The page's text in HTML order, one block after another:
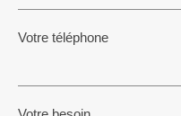
Votre téléphone